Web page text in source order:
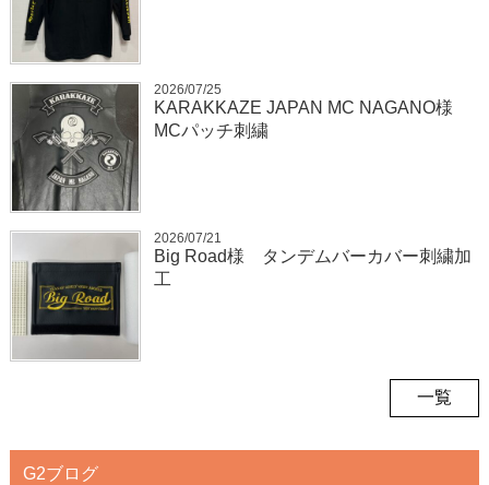
2026/07/25
KARAKKAZE JAPAN MC NAGANO様
MCパッチ刺繍
2026/07/21
Big Road様 タンデムバーカバー刺繍加
工
一覧
G2ブログ